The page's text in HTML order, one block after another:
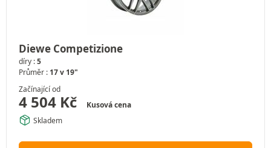
Diewe Competizione
díry :5
Průměr : 17 v 19"
Začínající od
4 504 Kč
Kusová cena
Skladem